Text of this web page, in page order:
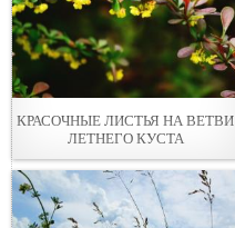
КРАСОЧНЫЕ ЛИСТЬЯ НА ВЕТВИ
ЛЕТНЕГО КУСТА